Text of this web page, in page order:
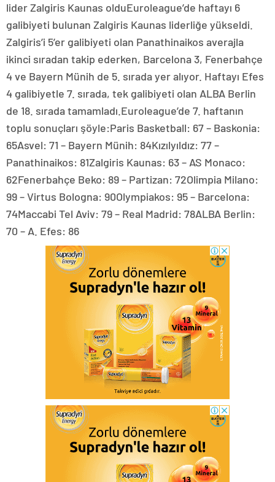
lider Zalgiris Kaunas olduEuroleague’de haftayı 6
galibiyeti bulunan Zalgiris Kaunas liderliğe yükseldi.
Zalgiris’i 5’er galibiyeti olan Panathinaikos averajla
ikinci sıradan takip ederken, Barcelona 3, Fenerbahçe
4 ve Bayern Münih de 5. sırada yer alıyor. Haftayı Efes
4 galibiyetle 7. sırada, tek galibiyeti olan ALBA Berlin
de 18. sırada tamamladı.Euroleague’de 7. haftanın
toplu sonuçları şöyle:Paris Basketball: 67 – Baskonia:
65Asvel: 71 – Bayern Münih: 84Kızılyıldız: 77 –
Panathinaikos: 81Zalgiris Kaunas: 63 – AS Monaco:
62Fenerbahçe Beko: 89 – Partizan: 72Olimpia Milano:
99 – Virtus Bologna: 90Olympiakos: 95 – Barcelona:
74Maccabi Tel Aviv: 79 – Real Madrid: 78ALBA Berlin:
70 – A. Efes: 86